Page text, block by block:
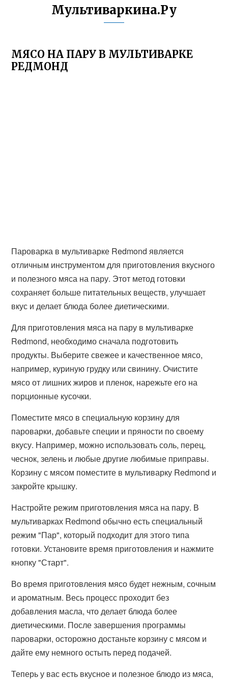
Мультиваркина.Ру
МЯСО НА ПАРУ В МУЛЬТИВАРКЕ
РЕДМОНД
Пароварка в мультиварке Redmond является
отличным инструментом для приготовления вкусного
и полезного мяса на пару. Этот метод готовки
сохраняет больше питательных веществ, улучшает
вкус и делает блюда более диетическими.
Для приготовления мяса на пару в мультиварке
Redmond, необходимо сначала подготовить
продукты. Выберите свежее и качественное мясо,
например, куриную грудку или свинину. Очистите
мясо от лишних жиров и пленок, нарежьте его на
порционные кусочки.
Поместите мясо в специальную корзину для
пароварки, добавьте специи и пряности по своему
вкусу. Например, можно использовать соль, перец,
чеснок, зелень и любые другие любимые приправы.
Корзину с мясом поместите в мультиварку Redmond и
закройте крышку.
Настройте режим приготовления мяса на пару. В
мультиварках Redmond обычно есть специальный
режим "Пар", который подходит для этого типа
готовки. Установите время приготовления и нажмите
кнопку "Старт".
Во время приготовления мясо будет нежным, сочным
и ароматным. Весь процесс проходит без
добавления масла, что делает блюда более
диетическими. После завершения программы
пароварки, осторожно достаньте корзину с мясом и
дайте ему немного остыть перед подачей.
Теперь у вас есть вкусное и полезное блюдо из мяса,